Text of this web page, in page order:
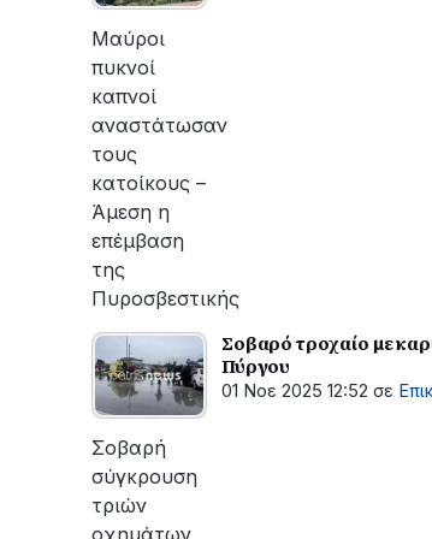
εργασίες
του
ΔΕΔΔΗΕ
για
την
αποκατάσταση
της
βλάβης
Μαύροι
πυκνοί
καπνοί
αναστάτωσαν
τους
κατοίκους –
Άμεση η
επέμβαση
της
Πυροσβεστικής
Σοβαρό τροχαίο με
Πύργου
01 Νοε 2025 12:52 σε
Σοβαρή
σύγκρουση
τριών
οχημάτων